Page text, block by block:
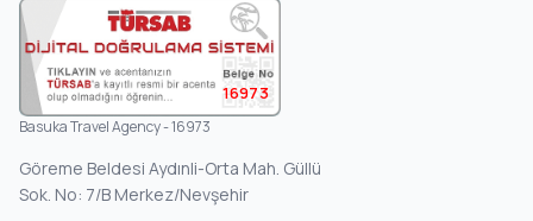
16973
Basuka Travel Agency - 16973
Göreme Beldesi Aydınli-Orta Mah. Güllü
Sok. No: 7/B Merkez/Nevşehir